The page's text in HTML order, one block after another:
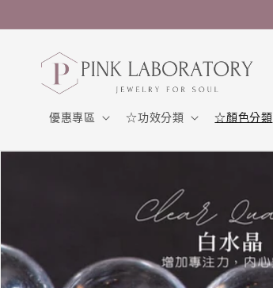
優惠專區 ☆功效分類 ☆顏色分類